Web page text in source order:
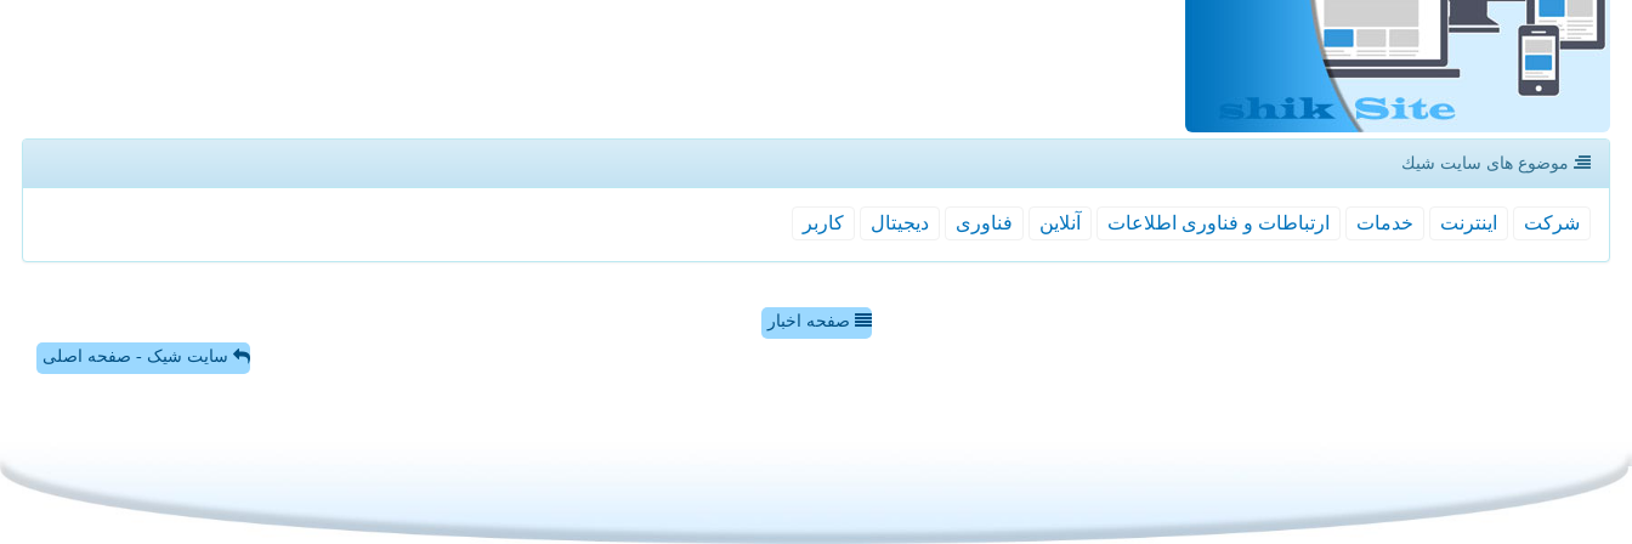
موضوع های سایت شیك
شركت اینترنت خدمات ارتباطات و فناوری اطلاعات آنلاین فناوری دیجیتال كاربر
صفحه اخبار
سایت شیک - صفحه اصلی